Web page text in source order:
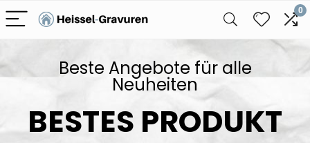
0
Beste Angebote für alle
Neuheiten
BESTES PRODUKT